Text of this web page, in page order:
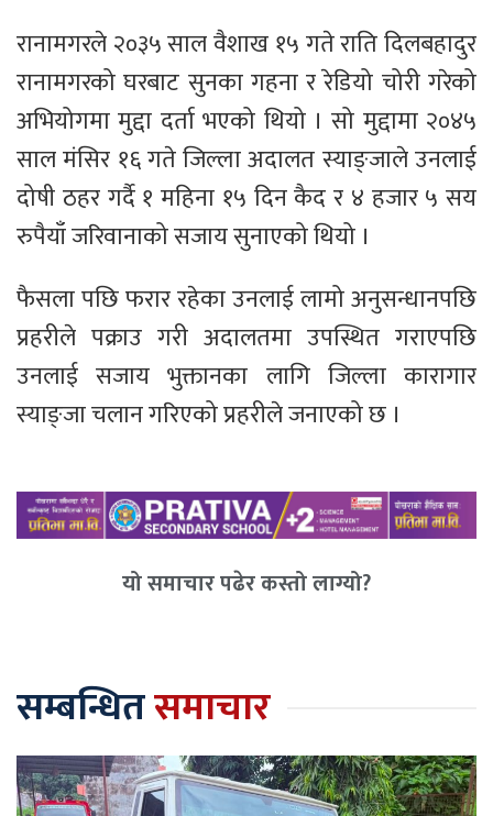
रानामगरले २०३५ साल वैशाख १५ गते राति दिलबहादुर
रानामगरको घरबाट सुनका गहना र रेडियो चोरी गरेको
अभियोगमा मुद्दा दर्ता भएको थियो । सो मुद्दामा २०४५
साल मंसिर १६ गते जिल्ला अदालत स्याङ्जाले उनलाई
दोषी ठहर गर्दै १ महिना १५ दिन कैद र ४ हजार ५ सय
रुपैयाँ जरिवानाको सजाय सुनाएको थियो ।
फैसला पछि फरार रहेका उनलाई लामो अनुसन्धानपछि
प्रहरीले पक्राउ गरी अदालतमा उपस्थित गराएपछि
उनलाई सजाय भुक्तानका लागि जिल्ला कारागार
स्याङ्जा चलान गरिएको प्रहरीले जनाएको छ ।
यो समाचार पढेर कस्तो लाग्यो?
सम्बन्धितसमाचार